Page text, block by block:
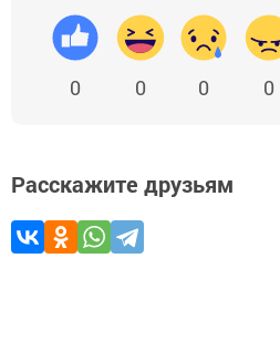
0 0 0 0
Расскажите друзьям